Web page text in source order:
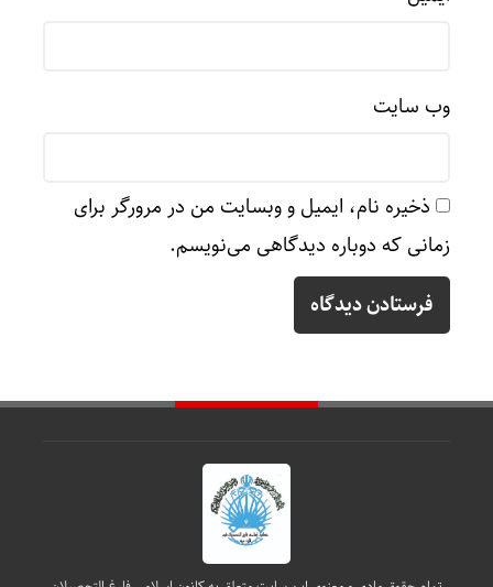
وب‌ سایت
ذخیره نام، ایمیل و وبسایت من در مرورگر برای
زمانی که دوباره دیدگاهی می‌نویسم.